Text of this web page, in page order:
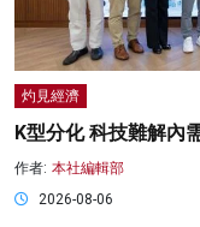
灼見經濟
K型分化 科技難解內
作者: 本社編輯部
2026-08-06